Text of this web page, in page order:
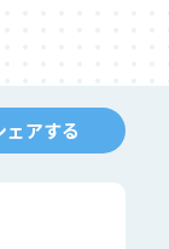
ェアする